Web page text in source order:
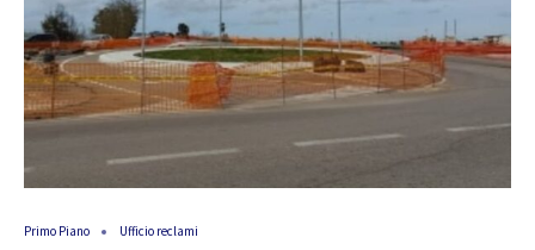
Primo Piano Ufficio reclami